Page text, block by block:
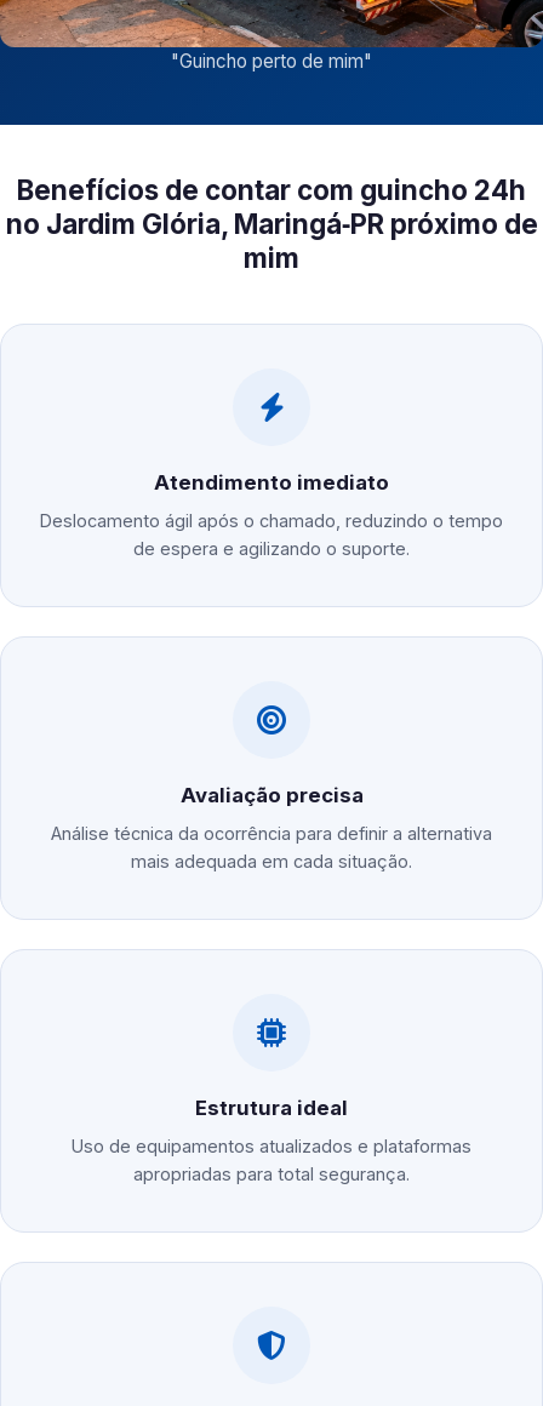
"Guincho perto de mim"
Benefícios de contar com guincho 24h
no Jardim Glória, Maringá‑PR próximo de
mim
Atendimento imediato
Deslocamento ágil após o chamado, reduzindo o tempo
de espera e agilizando o suporte.
Avaliação precisa
Análise técnica da ocorrência para definir a alternativa
mais adequada em cada situação.
Estrutura ideal
Uso de equipamentos atualizados e plataformas
apropriadas para total segurança.